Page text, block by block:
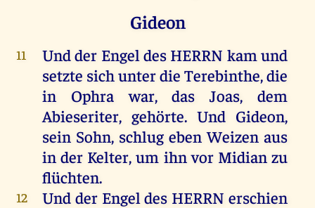
Gideon
11 Undder Engel des HERRN kam und
setzte sichunterdie Terebinthe,die
in
Ophra war,das Joas,dem
Abieseriter, gehörte.Und Gideon,
sein Sohn, schlug eben Weizen aus
in der Kelter,um ihn vor Midian zu
flüchten.
12 Und der Engel des HERRN erschien